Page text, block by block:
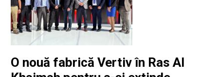
O nouă fabrică Vertiv în Ras Al